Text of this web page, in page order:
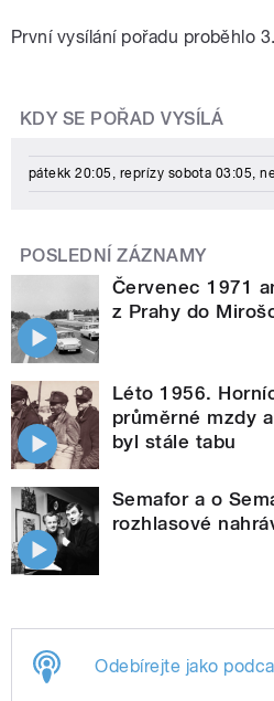
První vysílání pořadu proběhlo
KDY SE POŘAD VYSÍLÁ
pátekk 20:05, reprízy sobota 03:05,
POSLEDNÍ ZÁZNAMY
Červenec 1971
z Prahy do
Léto 1956.
průměrné mzdy
byl stále tabu
Semafor a o
rozhlasové
Odebírejte jako